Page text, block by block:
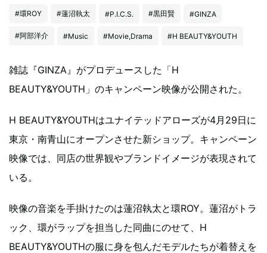
#環ROY #蓮沼執太 #P.I.C.S. #黒田賢 #GINZA
#阿部洋介 #Music #Movie,Drama #H BEAUTY&YOUTH
雑誌『GINZA』がプロデュースした「H
BEAUTY&YOUTH」のキャンペーン映像が公開された。
H BEAUTY&YOUTHはユナイテッドアローズが4月29日に
東京・南青山にオープンさせた新ショップ。キャンペーン
映像では、同店の世界観やブランドイメージが表現されて
いる。
映像の音楽を手掛けたのは蓮沼執太と環ROY。蓮沼がトラ
ック、環がラップを担当した同曲にのせて、H
BEAUTY&YOUTHの服に身を包んだモデルたちが着替えを